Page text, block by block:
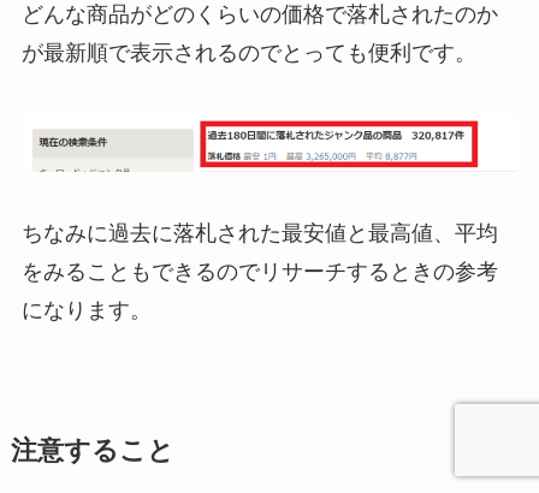
どんな商品がどのくらいの価格で落札されたのか
が最新順で表示されるのでとっても便利です。
ちなみに過去に落札された最安値と最高値、平均
をみることもできるのでリサーチするときの参考
になります。
注意すること